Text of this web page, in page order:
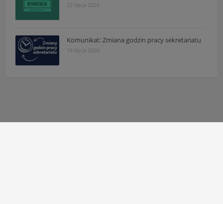
22 lipca 2026
Komunikat: Zmiana godzin pracy sekretariatu
16 lipca 2026